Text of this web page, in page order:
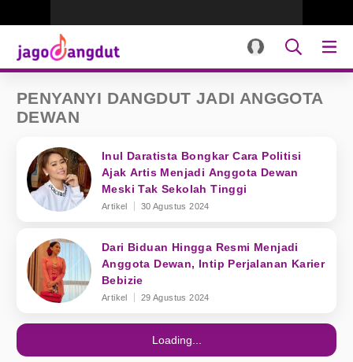
PENYANYI DANGDUT JADI ANGGOTA
DEWAN
Inul Daratista Bongkar Cara Politisi
Ajak Artis Menjadi Anggota Dewan
Meski Tak Sekolah Tinggi
Artikel 30 Agustus 2024
Dari Biduan Hingga Resmi Menjadi
Anggota Dewan, Intip Perjalanan Karier
Bebizie
Artikel 29 Agustus 2024
Loading...